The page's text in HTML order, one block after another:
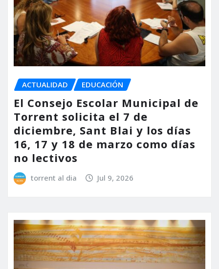
ACTUALIDAD EDUCACIÓN
El Consejo Escolar Municipal de
Torrent solicita el 7 de
diciembre, Sant Blai y los días
16, 17 y 18 de marzo como días
no lectivos
torrent al dia Jul 9, 2026